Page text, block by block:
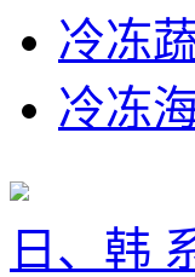
冷冻
冷冻
日、韩